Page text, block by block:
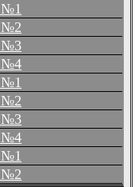
№1
№2
№3
№4
№1
№2
№3
№4
№1
№2